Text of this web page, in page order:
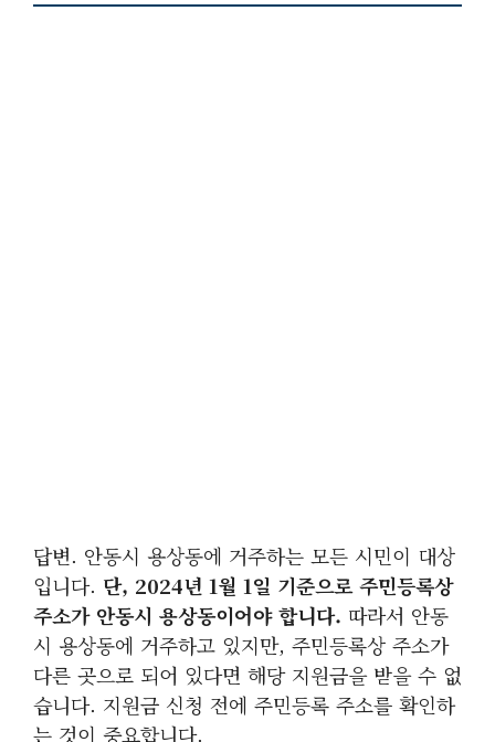
답변. 안동시 용상동에 거주하는 모든 시민이 대상
입니다. 단, 2024년 1월 1일 기준으로 주민등록상
주소가 안동시 용상동이어야 합니다. 따라서 안동
시 용상동에 거주하고 있지만, 주민등록상 주소가
다른 곳으로 되어 있다면 해당 지원금을 받을 수 없
습니다. 지원금 신청 전에 주민등록 주소를 확인하
는 것이 중요합니다.